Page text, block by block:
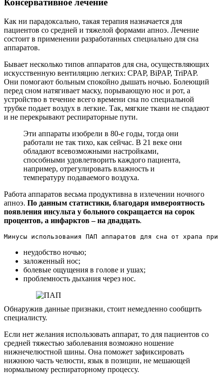
Консервативное лечение
Как ни парадоксально, такая терапия назначается для
пациентов со средней и тяжелой формами апноэ. Лечение
состоит в применении разработанных специально для сна
аппаратов.
Бывает несколько типов аппаратов для сна, осуществляющих
искусственную вентиляцию легких: CPAP, BiPAP, TriPAP.
Они помогают больным спокойно дышать ночью. Болеющий
перед сном натягивает маску, порывающую нос и рот, а
устройство в течение всего времени сна по специальной
трубке подает воздух в легкие. Так, мягкие ткани не спадают
и не перекрывают респираторные пути.
Эти аппараты изобрели в 80-е годы, тогда они
работали не так тихо, как сейчас. В 21 веке они
обладают всевозможными настройками,
способными удовлетворить каждого пациента,
например, отрегулировать влажность и
температуру подаваемого воздуха.
Работа аппаратов весьма продуктивна в излечении ночного
апноэ. По данным статистики, благодаря имвероятность
появления инсульта у больного сокращается на сорок
процентов, а инфарктов – на двадцать.
Минусы использования ПАП аппаратов для сна от храпа
неудобство ночью;
заложенный нос;
болевые ощущения в голове и ушах;
проблемность дыхания через нос.
Обнаружив данные признаки, стоит немедленно сообщить
специалисту.
Если нет желания использовать аппарат, то для пациентов со
средней тяжестью заболевания возможно ношение
нижнечелюстной шины. Она поможет зафиксировать
нижнюю часть челюсти, язык в позиции, не мешающей
нормальному респираторному процессу.